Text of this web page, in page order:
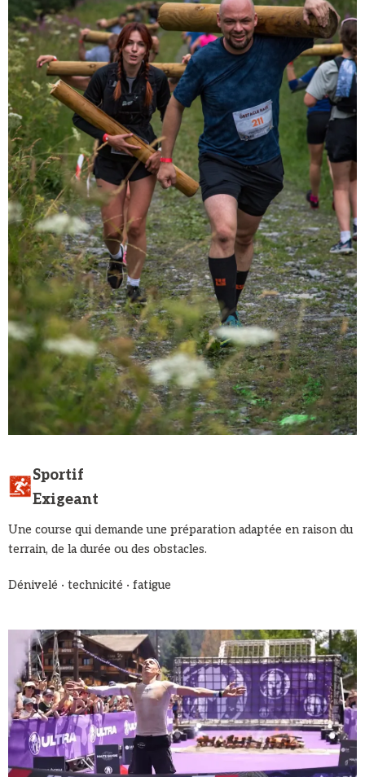
Sportif
Exigeant
Une course qui demande une préparation adaptée en raison du
terrain, de la durée ou des obstacles.
Dénivelé · technicité · fatigue